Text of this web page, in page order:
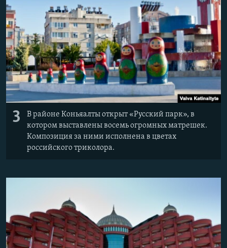
3
В районе Коньяалты открыт «Русский парк», в
котором выставлены восемь огромных матрешек.
Композиция за ними исполнена в цветах
российского триколора.